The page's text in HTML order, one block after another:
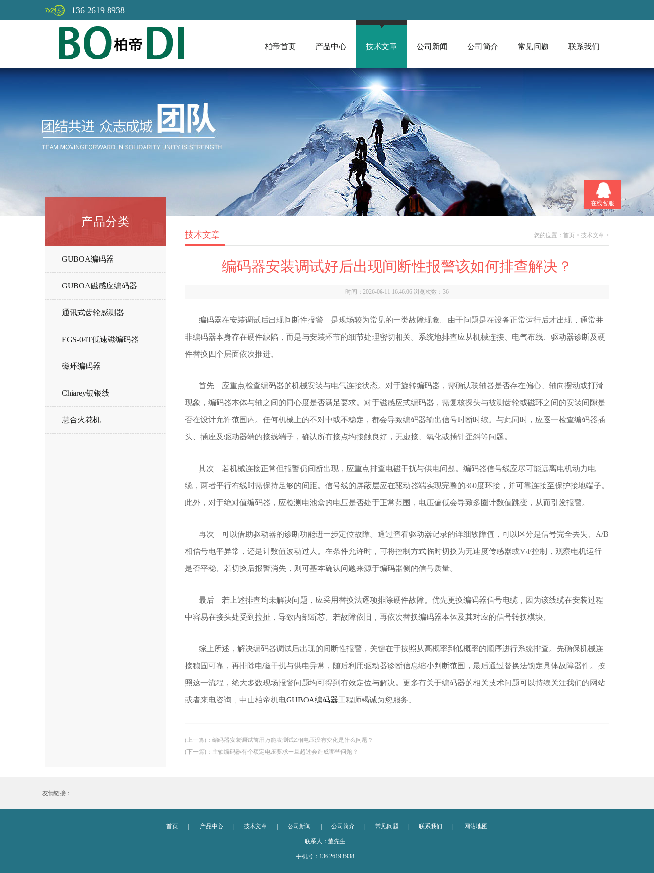
136 2619 8938
柏帝首页 产品中心 技术文章 公司新闻 公司简介 常见问题 联系我们
产品分类
GUBOA编码器
GUBOA磁感应编码器
通讯式齿轮感测器
EGS-04T低速磁编码器
磁环编码器
Chiarey镀银线
慧合火花机
您的位置： 首页 > 技术文章 >
技术文章
编码器安装调试好后出现间断性报警该如何排查解决？
时间：2026-06-11 16:46:06 浏览次数： 36
编码器在安装调试后出现间断性报警，是现场较为常见的一类故障现象。由于问题是在设备正常运行后才出现，通常并
非编码器本身存在硬件缺陷，而是与安装环节的细节处理密切相关。系统地排查应从机械连接、电气布线、驱动器诊断及硬
件替换四个层面依次推进。
首先，应重点检查编码器的机械安装与电气连接状态。对于旋转编码器，需确认联轴器是否存在偏心、轴向摆动或打滑
现象，编码器本体与轴之间的同心度是否满足要求。对于磁感应式编码器，需复核探头与被测齿轮或磁环之间的安装间隙是
否在设计允许范围内。任何机械上的不对中或不稳定，都会导致编码器输出信号时断时续。与此同时，应逐一检查编码器插
头、插座及驱动器端的接线端子，确认所有接点均接触良好，无虚接、氧化或插针歪斜等问题。
其次，若机械连接正常但报警仍间断出现，应重点排查电磁干扰与供电问题。编码器信号线应尽可能远离电机动力电
缆，两者平行布线时需保持足够的间距。信号线的屏蔽层应在驱动器端实现完整的360度环接，并可靠连接至保护接地端子。
此外，对于绝对值编码器，应检测电池盒的电压是否处于正常范围，电压偏低会导致多圈计数值跳变，从而引发报警。
再次，可以借助驱动器的诊断功能进一步定位故障。通过查看驱动器记录的详细故障值，可以区分是信号完全丢失、A/B
相信号电平异常，还是计数值波动过大。在条件允许时，可将控制方式临时切换为无速度传感器或V/F控制，观察电机运行
是否平稳。若切换后报警消失，则可基本确认问题来源于编码器侧的信号质量。
最后，若上述排查均未解决问题，应采用替换法逐项排除硬件故障。优先更换编码器信号电缆，因为该线缆在安装过程
中容易在接头处受到拉扯，导致内部断芯。若故障依旧，再依次替换编码器本体及其对应的信号转换模块。
综上所述，解决编码器调试后出现的间断性报警，关键在于按照从高概率到低概率的顺序进行系统排查。先确保机械连
接稳固可靠，再排除电磁干扰与供电异常，随后利用驱动器诊断信息缩小判断范围，最后通过替换法锁定具体故障器件。按
照这一流程，绝大多数现场报警问题均可得到有效定位与解决。更多有关于编码器的相关技术问题可以持续关注我们的网站
或者来电咨询，中山柏帝机电GUBOA编码器工程师竭诚为您服务。
(上一篇) ： 编码器安装调试前用万能表测试Z相电压没有变化是什么问题？
(下一篇) ： 主轴编码器有个额定电压要求一旦超过会造成哪些问题？
友情链接：
首页 产品中心 技术文章 公司新闻 公司简介 常见问题 联系我们 网站地图
联系人：董先生
手机号：136 2619 8938
在线客服